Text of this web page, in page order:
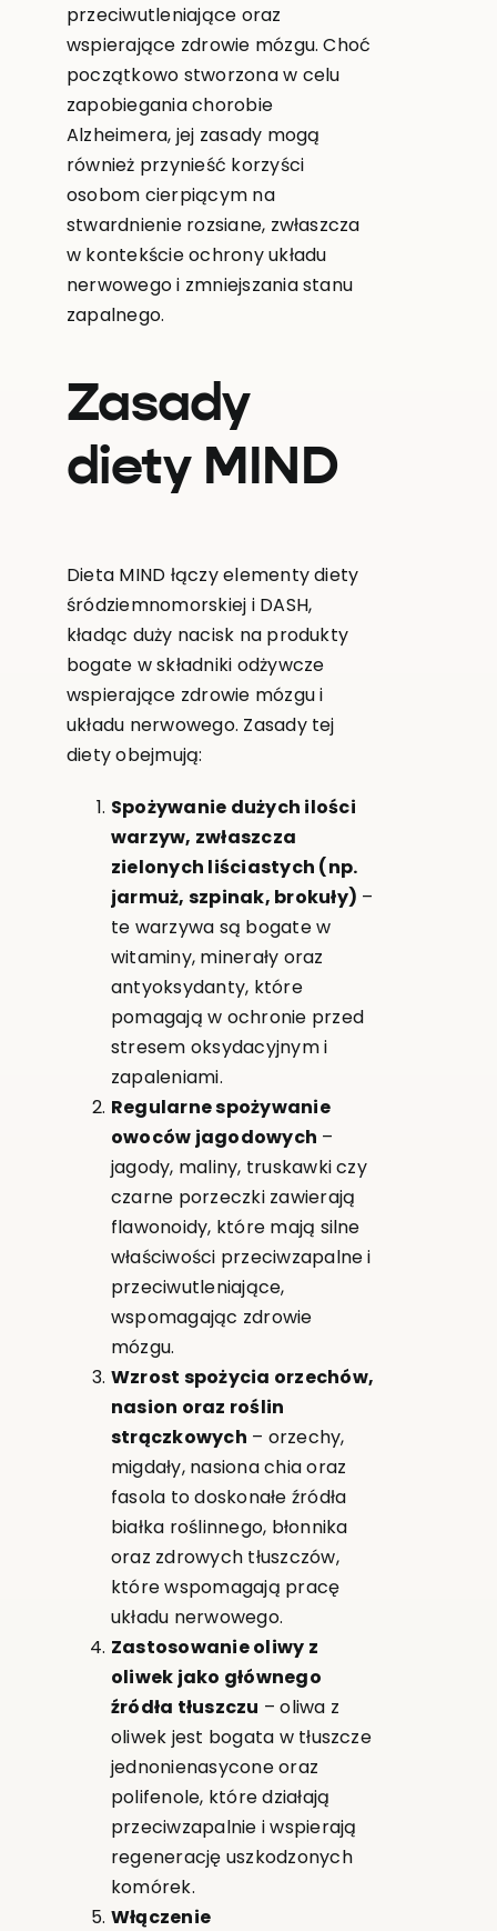
przeciwutleniające oraz
wspierające zdrowie mózgu. Choć
początkowo stworzona w celu
zapobiegania chorobie
Alzheimera, jej zasady mogą
również przynieść korzyści
osobom cierpiącym na
stwardnienie rozsiane, zwłaszcza
w kontekście ochrony układu
nerwowego i zmniejszania stanu
zapalnego.
Zasady
diety MIND
Dieta MIND łączy elementy diety
śródziemnomorskiej i DASH,
kładąc duży nacisk na produkty
bogate w składniki odżywcze
wspierające zdrowie mózgu i
układu nerwowego. Zasady tej
diety obejmują:
Spożywanie dużych ilości
warzyw, zwłaszcza
zielonych liściastych (np.
jarmuż, szpinak, brokuły) –
te warzywa są bogate w
witaminy, minerały oraz
antyoksydanty, które
pomagają w ochronie przed
stresem oksydacyjnym i
zapaleniami.
Regularne spożywanie
owoców jagodowych –
jagody, maliny, truskawki czy
czarne porzeczki zawierają
flawonoidy, które mają silne
właściwości przeciwzapalne i
przeciwutleniające,
wspomagając zdrowie
mózgu.
Wzrost spożycia orzechów,
nasion oraz roślin
strączkowych – orzechy,
migdały, nasiona chia oraz
fasola to doskonałe źródła
białka roślinnego, błonnika
oraz zdrowych tłuszczów,
które wspomagają pracę
układu nerwowego.
Zastosowanie oliwy z
oliwek jako głównego
źródła tłuszczu – oliwa z
oliwek jest bogata w tłuszcze
jednonienasycone oraz
polifenole, które działają
przeciwzapalnie i wspierają
regenerację uszkodzonych
komórek.
Włączenie